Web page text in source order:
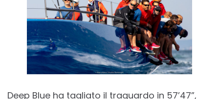
Deep Blue ha tagliato il traguardo in 57’47”,